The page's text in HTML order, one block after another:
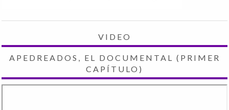
VIDEO
APEDREADOS, EL DOCUMENTAL (PRIMER
CAPÍTULO)